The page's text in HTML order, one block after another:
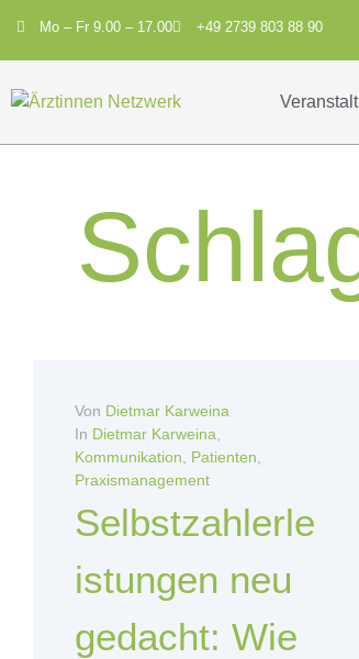
Mo – Fr 9.00 – 17.00 +49 2739 803 88 90
Von Dietmar Karweina
In Dietmar Karweina
Kommunikation
Patienten
Praxismanagement
Selbstzahlerle
istungen neu
gedacht: Wie